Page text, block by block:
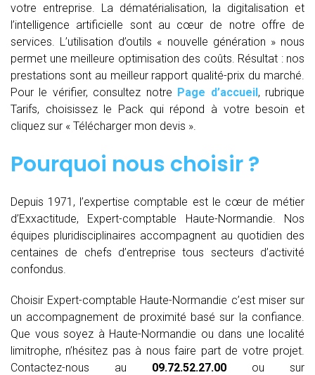
votre entreprise. La dématérialisation, la digitalisation et
l’intelligence artificielle sont au cœur de notre offre de
services. L’utilisation d’outils « nouvelle génération » nous
permet une meilleure optimisation des coûts. Résultat : nos
prestations sont au meilleur rapport qualité-prix du marché.
Pour le vérifier, consultez notre Page d’accueil, rubrique
Tarifs, choisissez le Pack qui répond à votre besoin et
cliquez sur « Télécharger mon devis ».
Pourquoi nous choisir ?
Depuis 1971, l’expertise comptable est le cœur de métier
d’Exxactitude, Expert-comptable Haute-Normandie. Nos
équipes pluridisciplinaires accompagnent au quotidien des
centaines de chefs d’entreprise tous secteurs d’activité
confondus.
Choisir Expert-comptable Haute-Normandie c’est miser sur
un accompagnement de proximité basé sur la confiance.
Que vous soyez à Haute-Normandie ou dans une localité
limitrophe, n’hésitez pas à nous faire part de votre projet.
Contactez-nous au 09.72.52.27.00 ou sur